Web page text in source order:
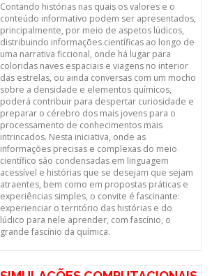
Contando histórias nas quais os valores e o
conteúdo informativo podem ser apresentados,
principalmente, por meio de aspetos lúdicos,
distribuindo informações científicas ao longo de
uma narrativa ficcional, onde há lugar para
coloridas naves espaciais e viagens no interior
das estrelas, ou ainda conversas com um mocho
sobre a densidade e elementos químicos,
poderá contribuir para despertar curiosidade e
preparar o cérebro dos mais jovens para o
processamento de conhecimentos mais
intrincados. Nesta iniciativa, onde as
informações precisas e complexas do meio
científico são condensadas em linguagem
acessível e histórias que se desejam que sejam
atraentes, bem como em propostas práticas e
experiências simples, o convite é fascinante:
experienciar o território das histórias e do
lúdico para nele aprender, com fascínio, o
grande fascínio da química.